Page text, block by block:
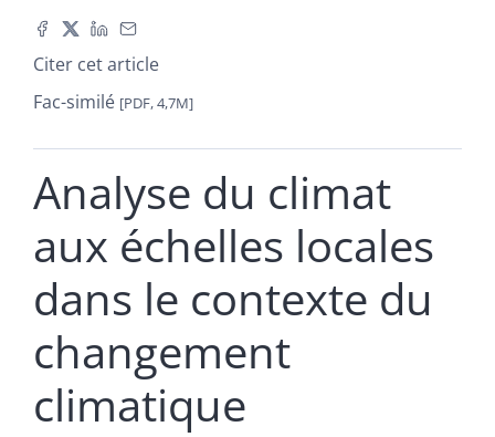
Citer cet article
Fac-similé [PDF, 4,7M]
Analyse du climat
aux échelles locales
dans le contexte du
changement
climatique